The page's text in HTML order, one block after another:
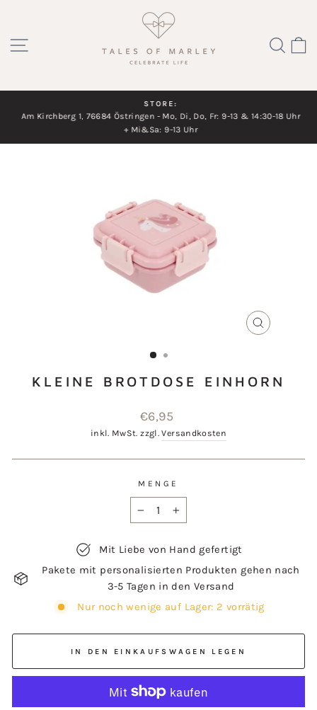
Inhalt
SEITENNAVIGATION
Diashow
STORE:
Am Kirchberg 1, 76684 Östringen - Mo, Di, Do, Fr: 9-13 & 14:30-18 Uhr
+ Mi&Sa: 9-13 Uhr
KLEINE BROTDOSE EINHORN
Normaler
Preis
€6,95
inkl. MwSt. zzgl.Versandkosten
MENGE
Mit Liebe von Hand gefertigt
Pakete mit personalisierten Produkten gehen nach
3-5 Tagen in den Versand
Nur noch wenige auf Lager: 2 vorrätig
IN DEN EINKAUFSWAGEN LEGEN